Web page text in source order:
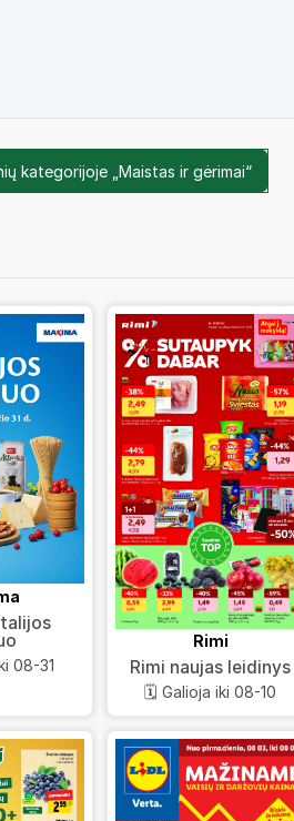
kategorijoje „Maistas ir gėrimai“
08-31
Rimi
Rimi naujas leidinys
🗓️ Galioja iki 08-10